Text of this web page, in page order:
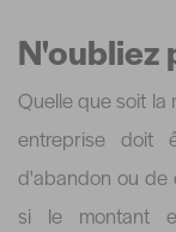
N'oubliez
Quelle que soit la
entreprise doit
d'abandon ou de
si le montant